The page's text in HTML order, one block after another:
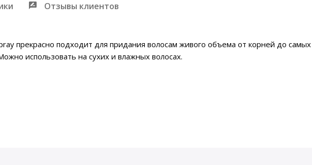
Отзывы клиентов
прекрасно подходит для придания волосам живого объема от корней до
использовать на сухих и влажных волосах.